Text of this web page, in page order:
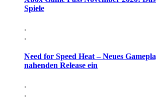
Spiele
.
.
Need for Speed Heat – Neues
nahenden Release ein
.
.